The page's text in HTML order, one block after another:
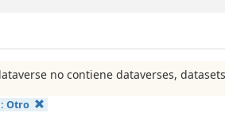
no contiene dataverses,
Otro